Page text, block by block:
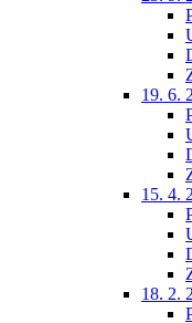
19. 6.
15. 4.
18. 2.